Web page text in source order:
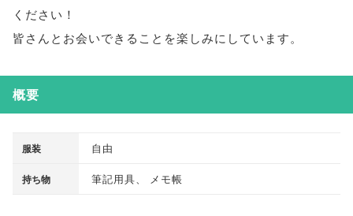
ください！
皆さんとお会いできることを楽しみにしています。
概要
服装 自由
持ち物 筆記用具 メモ帳